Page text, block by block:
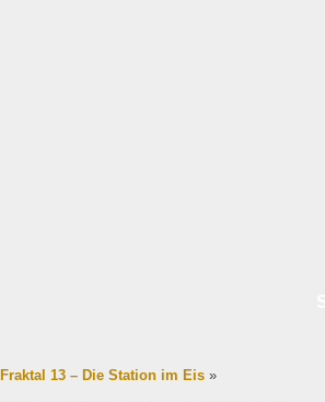
Fraktal 13 – Die Station im Eis »